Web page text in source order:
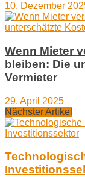
10. Dezember
Wenn Mieter
bleiben: Die
Vermieter
29. April 2025
Nächster Artikel